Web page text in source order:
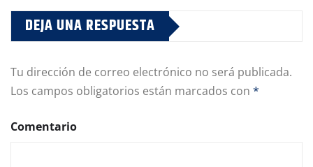
DEJA UNA RESPUESTA
Tu dirección de correo electrónico no será publicada.
Los campos obligatorios están marcados con *
Comentario